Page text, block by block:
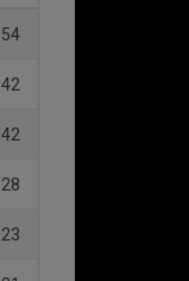
54
42
42
28
23